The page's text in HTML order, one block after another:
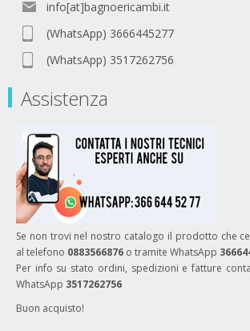
info[at]bagnoericambi.it
(WhatsApp) 3666445277
(WhatsApp) 3517262756
Assistenza
Se non trovi nel nostro catalogo il prodotto che
al telefono 0883566876 o tramite WhatsApp
Per info su stato ordini, spedizioni e fatture
WhatsApp 3517262756
Buon acquisto!